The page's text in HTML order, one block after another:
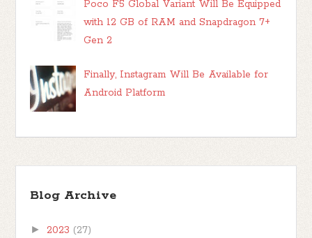
Poco F5 Global Variant Will Be Equipped
with 12 GB of RAM and Snapdragon 7+
Gen 2
Finally, Instagram Will Be Available for
Android Platform
Blog Archive
► 2023 (27)